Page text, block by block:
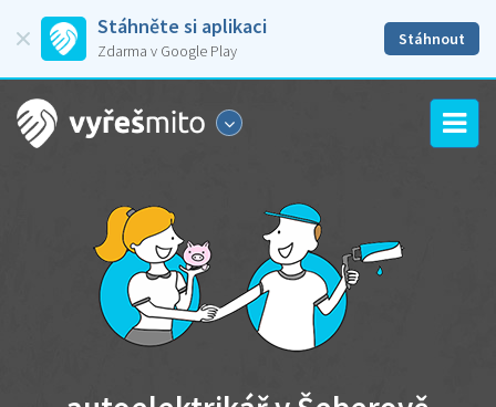
Stáhněte si aplikaci
Zdarma v Google Play
Stáhnout